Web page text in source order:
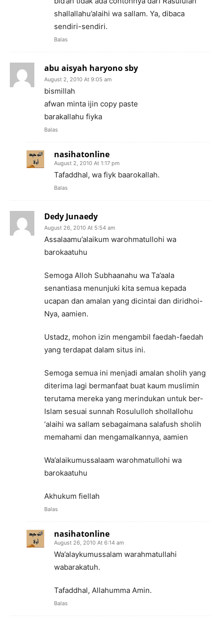
shallallahu’alaihi wa sallam. Ya, dibaca
sendiri-sendiri.
Balas
abu aisyah haryono sby
August 2, 2010 At 9:05 am
bismillah
afwan minta ijin copy paste
barakallahu fiyka
Balas
nasihatonline
August 2, 2010 At 1:17 pm
Tafaddhal, wa fiyk baarokallah.
Balas
Dedy Junaedy
August 26, 2010 At 5:54 am
Assalaamu’alaikum warohmatullohi wa
barokaatuhu
Semoga Alloh Subhaanahu wa Ta’aala
senantiasa menunjuki kita semua kepada
ucapan dan amalan yang dicintai dan diridhoi-
Nya, aamien.
Ustadz, mohon izin mengambil faedah-faedah
yang terdapat dalam situs ini.
Semoga semua ini menjadi amalan sholih yang
diterima lagi bermanfaat buat kaum muslimin
terutama mereka yang merindukan untuk ber-
Islam sesuai sunnah Rosululloh shollallohu
‘alaihi wa sallam sebagaimana salafush sholih
memahami dan mengamalkannya, aamien
Wa’alaikumussalaam warohmatullohi wa
barokaatuhu
Akhukum fiellah
Balas
nasihatonline
August 26, 2010 At 6:14 am
Wa’alaykumussalam warahmatullahi
wabarakatuh.
Tafaddhal, Allahumma Amin.
Balas